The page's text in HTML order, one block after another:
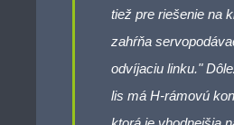
tiež pre riešenie na
zahŕňa
odvíjaciu linku."
lis má H-rámovú